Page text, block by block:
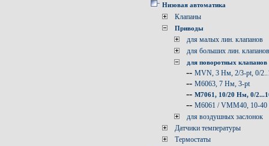
Низовая автоматика
Клапаны
Приводы
для малых лин. клапанов
для больших лин. клапанов
для поворотных клапанов
-- MVN, 3 Нм, 2/3-pt, 0/
-- M6063, 7 Нм, 3-pt
-- M7061, 10/20 Hм, 0/
-- M6061 / VMM40, 10-
для воздушных заслонок
Датчики температуры
Термостаты